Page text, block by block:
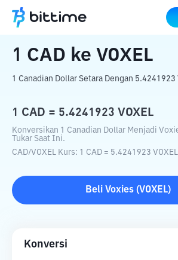
Beranda Konverter Kripto ke
1 CAD ke VOXEL
1 Canadian Dollar Setara Dengan 5.4241923
1 CAD = 5.4241923 VOXEL
Konversikan 1 Canadian Dollar Menjadi
Tukar Saat Ini.
CAD/VOXEL Kurs: 1 CAD = 5.4241923 VOXEL
Beli Voxies(VOXEL)
Konversi